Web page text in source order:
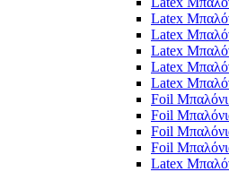
Latex
Latex
Latex
Latex
Latex
Foil
Foil
Foil
Foil
Latex